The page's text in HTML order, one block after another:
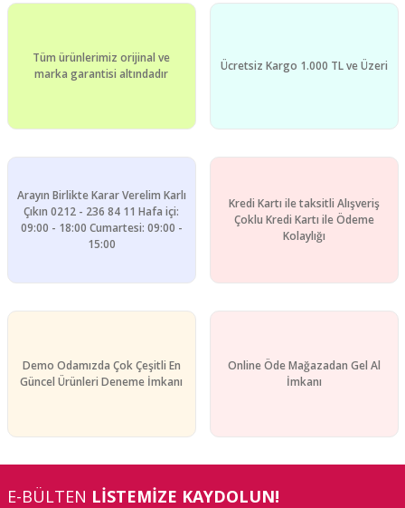
Ürün bilgilerinde hatalar bulunuyor.
Bu ürüne benzer farklı alternatifler olmalı.
Tüm ürünlerimiz orijinal ve
marka garantisi altındadır
Ücretsiz Kargo 1.000 TL ve Üzeri
Arayın Birlikte Karar Verelim Karlı
Çıkın 0212 - 236 84 11 Hafa içi:
09:00 - 18:00 Cumartesi: 09:00 -
15:00
Kredi Kartı ile taksitli Alışveriş
Çoklu Kredi Kartı ile Ödeme
Kolaylığı
Demo Odamızda Çok Çeşitli En
Güncel Ürünleri Deneme İmkanı
Online Öde Mağazadan Gel Al
İmkanı
E-BÜLTEN LİSTEMİZE KAYDOLUN!